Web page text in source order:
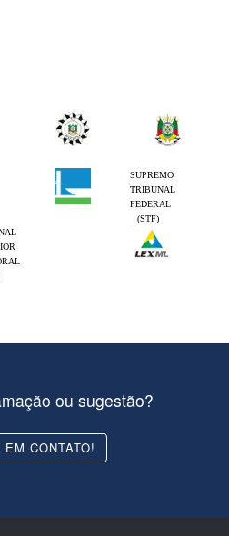
SUPREMO
TRIBUNAL
FEDERAL
(STF)
ou sugestão?
EM CONTATO!